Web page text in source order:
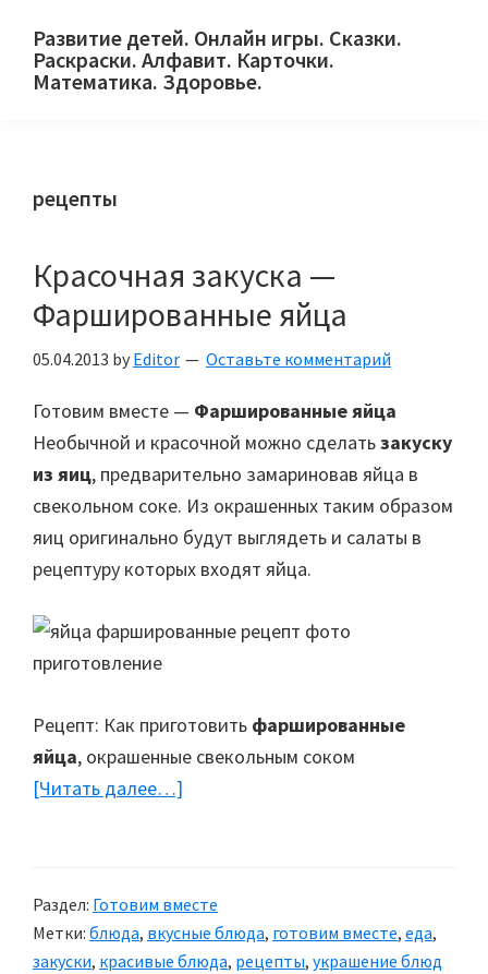
primary
main
primary
Развитие детей. Онлайн игры. Сказки.
Раскраски. Алфавит. Карточки.
Математика. Здоровье.
и
родителей.
рецепты
Красочная закуска —
Фаршированные яйца
05.04.2013 by Editor Оставьте комментарий
Готовим вместе — Фаршированные яйца
Необычной и красочной можно сделатьзакуску
из яиц, предварительно замариновав яйца в
свекольном соке. Из окрашенных таким образом
яиц оригинально будут выглядеть и салаты в
рецептуру которых входят яйца.
Рецепт: Как приготовить фаршированные
яйца, окрашенные свекольным соком
[Читать далее…]
Фаршированные
яйца
Раздел: Готовим вместе
Метки: блюда, вкусные блюда, готовим вместе, еда,
закуски, красивые блюда, рецепты, украшение блюд